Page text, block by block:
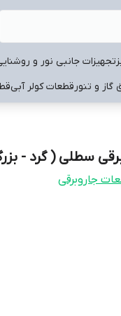
تجهیزات جانبی نور و
گاز و تنورقطعات کولر آبی
سطلی ( گرد -
جاروبرقی